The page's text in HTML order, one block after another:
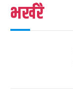
भर्खरै